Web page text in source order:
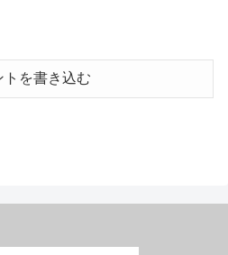
トを書き込む